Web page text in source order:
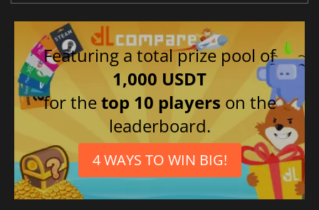
Featuring a total prize pool of
1,000 USDT
for thetop 10 players on the
leaderboard.
4 WAYS TO WIN BIG!